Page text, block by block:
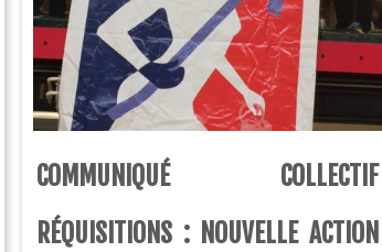
COMMUNIQUÉ COLLECTIF
RÉQUISITIONS : NOUVELLE ACTION